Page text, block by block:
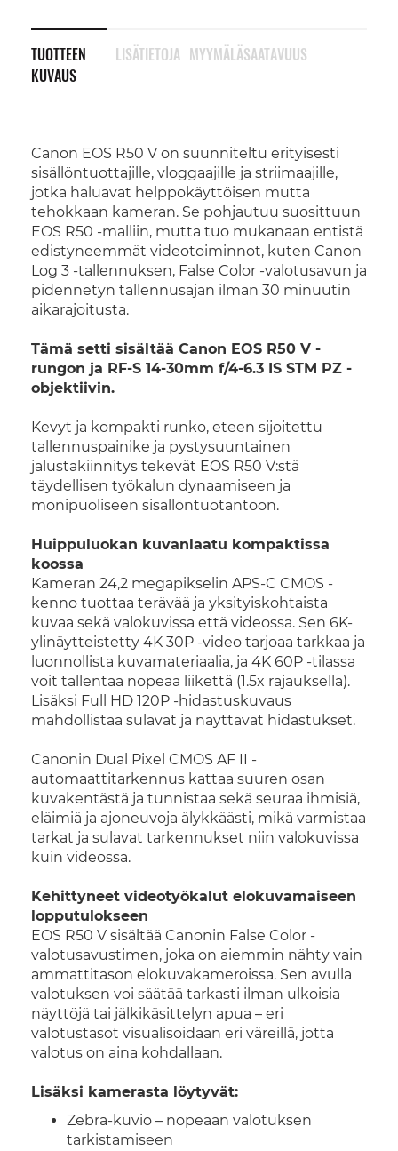
TUOTTEEN
KUVAUS
Canon EOS R50 V on suunniteltu erityisesti
sisällöntuottajille, vloggaajille ja striimaajille,
jotka haluavat helppokäyttöisen mutta
tehokkaan kameran. Se pohjautuu suosittuun
EOS R50 -malliin, mutta tuo mukanaan entistä
edistyneemmät videotoiminnot, kuten Canon
Log 3 -tallennuksen, False Color -valotusavun ja
pidennetyn tallennusajan ilman 30 minuutin
aikarajoitusta.
Tämä setti sisältää Canon EOS R50 V -
rungon ja RF-S 14-30mm f/4-6.3 IS STM PZ -
objektiivin.
Kevyt ja kompakti runko, eteen sijoitettu
tallennuspainike ja pystysuuntainen
jalustakiinnitys tekevät EOS R50 V:stä
täydellisen työkalun dynaamiseen ja
monipuoliseen sisällöntuotantoon.
Huippuluokan kuvanlaatu kompaktissa
koossa
Kameran 24,2 megapikselin APS-C CMOS -
kenno tuottaa terävää ja yksityiskohtaista
kuvaa sekä valokuvissa että videossa. Sen 6K-
ylinäytteistetty 4K 30P -video tarjoaa tarkkaa ja
luonnollista kuvamateriaalia, ja 4K 60P -tilassa
voit tallentaa nopeaa liikettä (1.5x rajauksella).
Lisäksi Full HD 120P -hidastuskuvaus
mahdollistaa sulavat ja näyttävät hidastukset.
Canonin Dual Pixel CMOS AF II -
automaattitarkennus kattaa suuren osan
kuvakentästä ja tunnistaa sekä seuraa ihmisiä,
eläimiä ja ajoneuvoja älykkäästi, mikä varmistaa
tarkat ja sulavat tarkennukset niin valokuvissa
kuin videossa.
Kehittyneet videotyökalut elokuvamaiseen
lopputulokseen
EOS R50 V sisältää Canonin False Color -
valotusavustimen, joka on aiemmin nähty vain
ammattitason elokuvakameroissa. Sen avulla
valotuksen voi säätää tarkasti ilman ulkoisia
näyttöjä tai jälkikäsittelyn apua – eri
valotustasot visualisoidaan eri väreillä, jotta
valotus on aina kohdallaan.
Lisäksi kamerasta löytyvät:
Zebra-kuvio – nopeaan valotuksen
tarkistamiseen
LISÄTIETOJA MYYMÄLÄSAATAVUUS